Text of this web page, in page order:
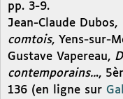
pp. 3-9.
Jean-Claude Dubos,
comtois, Yens-sur-
Gustave Vapereau,
contemporains...,
136 (en ligne sur